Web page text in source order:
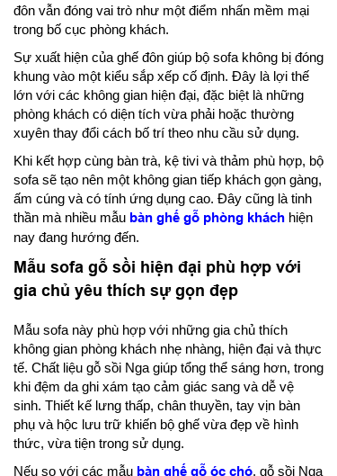
đôn vẫn đóng vai trò như một điểm nhấn mềm mại
trong bố cục phòng khách.
Sự xuất hiện của ghế đôn giúp bộ sofa không bị đóng
khung vào một kiểu sắp xếp cố định. Đây là lợi thế
lớn với các không gian hiện đại, đặc biệt là những
phòng khách có diện tích vừa phải hoặc thường
xuyên thay đổi cách bố trí theo nhu cầu sử dụng.
Khi kết hợp cùng bàn trà, kệ tivi và thảm phù hợp, bộ
sofa sẽ tạo nên một không gian tiếp khách gọn gàng,
ấm cúng và có tính ứng dụng cao. Đây cũng là tinh
thần mà nhiều mẫu bàn ghế gỗ phòng khách hiện
nay đang hướng đến.
Mẫu sofa gỗ sồi hiện đại phù hợp với
gia chủ yêu thích sự gọn đẹp
Mẫu sofa này phù hợp với những gia chủ thích
không gian phòng khách nhẹ nhàng, hiện đại và thực
tế. Chất liệu gỗ sồi Nga giúp tổng thể sáng hơn, trong
khi đệm da ghi xám tạo cảm giác sang và dễ vệ
sinh. Thiết kế lưng thấp, chân thuyền, tay vịn bàn
phụ và hộc lưu trữ khiến bộ ghế vừa đẹp về hình
thức, vừa tiện trong sử dụng.
Nếu so với các mẫu bàn ghế gỗ óc chó, gỗ sồi Nga